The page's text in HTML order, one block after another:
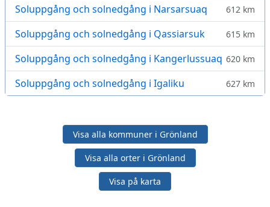
Soluppgång och solnedgång i Narsarsuaq 612 km
Soluppgång och solnedgång i Qassiarsuk 615 km
Soluppgång och solnedgång i Kangerlussuaq 620 km
Soluppgång och solnedgång i Igaliku 627 km
Visa alla kommuner i Grönland
Visa alla orter i Grönland
Visa på karta